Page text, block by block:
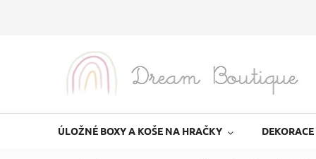
ÚLOŽNÉ BOXY A KOŠE NA HRAČKY